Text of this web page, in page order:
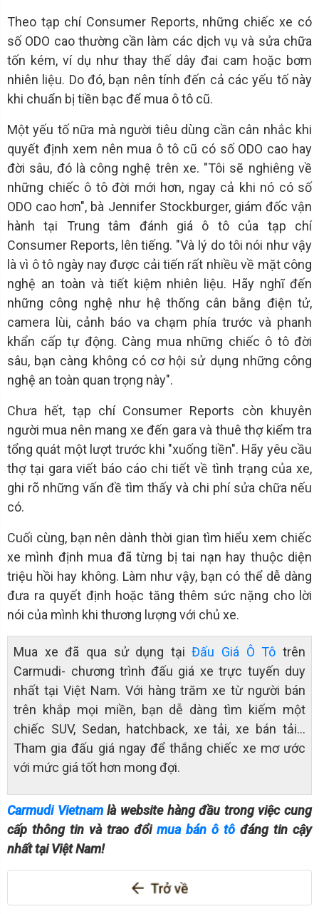
Theo tạp chí Consumer Reports, những chiếc xe có
số ODO cao thường cần làm các dịch vụ và sửa chữa
tốn kém, ví dụ như thay thế dây đai cam hoặc bơm
nhiên liệu. Do đó, bạn nên tính đến cả các yếu tố này
khi chuẩn bị tiền bạc để mua ô tô cũ.
Một yếu tố nữa mà người tiêu dùng cần cân nhắc khi
quyết định xem nên mua ô tô cũ có số ODO cao hay
đời sâu, đó là công nghệ trên xe. "Tôi sẽ nghiêng về
những chiếc ô tô đời mới hơn, ngay cả khi nó có số
ODO cao hơn", bà Jennifer Stockburger, giám đốc vận
hành tại Trung tâm đánh giá ô tô của tạp chí
Consumer Reports, lên tiếng. "Và lý do tôi nói như vậy
là vì ô tô ngày nay được cải tiến rất nhiều về mặt công
nghệ an toàn và tiết kiệm nhiên liệu. Hãy nghĩ đến
những công nghệ như hệ thống cân bằng điện tử,
camera lùi, cảnh báo va chạm phía trước và phanh
khẩn cấp tự động. Càng mua những chiếc ô tô đời
sâu, bạn càng không có cơ hội sử dụng những công
nghệ an toàn quan trọng này".
Chưa hết, tạp chí Consumer Reports còn khuyên
người mua nên mang xe đến gara và thuê thợ kiểm tra
tổng quát một lượt trước khi "xuống tiền". Hãy yêu cầu
thợ tại gara viết báo cáo chi tiết về tình trạng của xe,
ghi rõ những vấn đề tìm thấy và chi phí sửa chữa nếu
có.
Cuối cùng, bạn nên dành thời gian tìm hiểu xem chiếc
xe mình định mua đã từng bị tai nạn hay thuộc diện
triệu hồi hay không. Làm như vậy, bạn có thể dễ dàng
đưa ra quyết định hoặc tăng thêm sức nặng cho lời
nói của mình khi thương lượng với chủ xe.
Mua xe đã qua sử dụng tạiĐấu Giá Ô Tô trên
Carmudi- chương trình đấu giá xe trực tuyến duy
nhất tại Việt Nam. Với hàng trăm xe từ người bán
trên khắp mọi miền, bạn dễ dàng tìm kiếm một
chiếc SUV, Sedan, hatchback, xe tải, xe bán tải…
Tham gia đấu giá ngay để thắng chiếc xe mơ ước
với mức giá tốt hơn mong đợi.
Carmudi Vietnamlà website hàng đầu trong việc cung
cấp thông tin và trao đổi mua bán ô tô đáng tin cậy
nhất tại Việt Nam!